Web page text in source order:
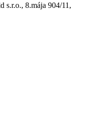
8.mája 904/11,